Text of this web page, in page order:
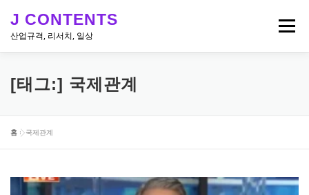
J CONTENTS
산업규격, 리서치, 일상
메뉴
리서치, 뉴스 산업 & 엔지니어링 규격
[태그:] 국제관계
홈 »국제관계